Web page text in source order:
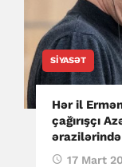
SIYASƏT
Hər il
çağırışçı
göndərilirdi
17 Mart